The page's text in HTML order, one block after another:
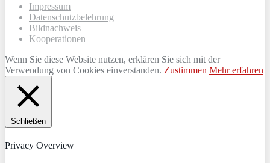
Impressum
Datenschutzbelehrung
Bildnachweis
Kooperationen
Wenn Sie diese Website nutzen, erklären Sie sich mit der
Verwendung von Cookies einverstanden. Zustimmen Mehr erfahren
Schließen
Privacy Overview